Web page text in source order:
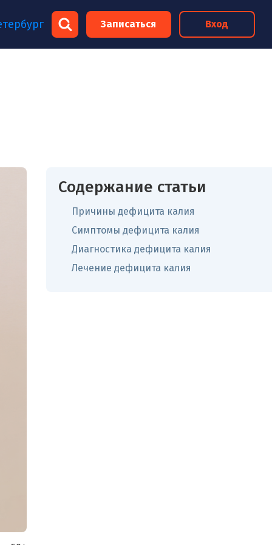
Записаться Вход
Содержание статьи
Причины дефицита калия
Симптомы дефицита калия
Диагностика дефицита калия
Лечение дефицита калия
×